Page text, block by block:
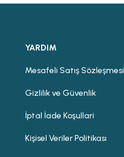
YARDIM
Mesafeli Satış Sözleşmesi
Gizlilik ve Güvenlik
İptal İade Koşullari
Kişisel Veriler Politikası